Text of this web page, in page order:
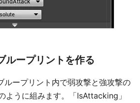
ループリントを作る
ープリント内で弱攻撃と強攻撃の
ように組みます。「IsAttacking」